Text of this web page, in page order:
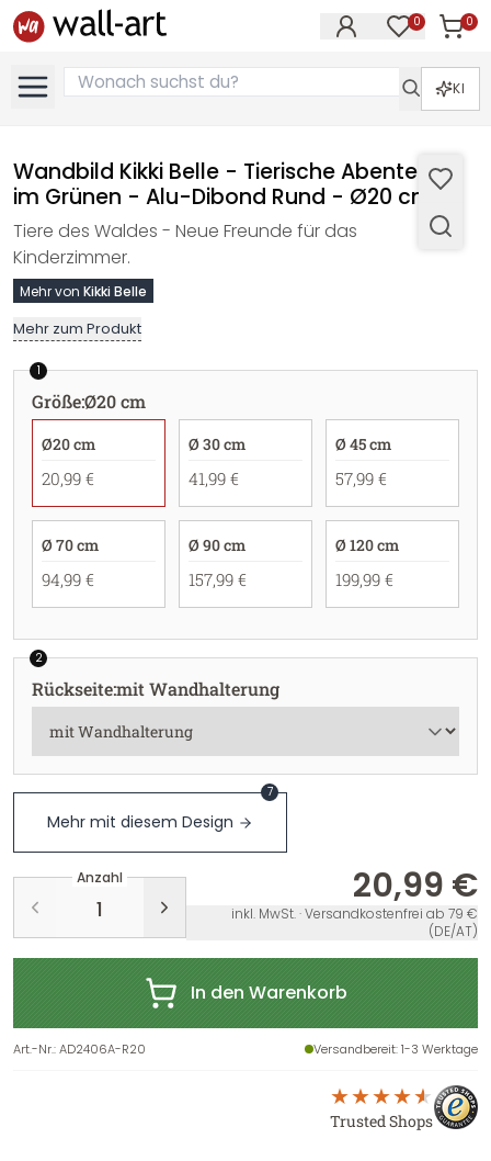
0 0
KI
Wandbild Kikki Belle - Tierische Abenteuer
im Grünen - Alu-Dibond Rund - Ø20 cm
Tiere des Waldes - Neue Freunde für das
Kinderzimmer.
Mehr von Kikki Belle
Mehr zum Produkt
1
Größe:Ø20 cm
Ø20 cm
20,99 €
Ø 30 cm
41,99 €
Ø 45 cm
57,99 €
Ø 70 cm
94,99 €
Ø 90 cm
157,99 €
Ø 120 cm
199,99 €
2
Rückseite:mit Wandhalterung
Mehr mit diesem Design
7
Anzahl 20,99 €
inkl. MwSt. · Versandkostenfrei ab 79 €
(DE/AT)
In den Warenkorb
Art.-Nr.:AD2406A-R20 Versandbereit: 1-3 Werktage
Trusted Shops